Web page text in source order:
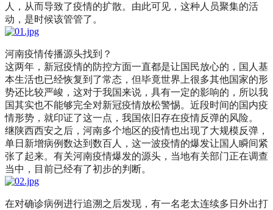
人，从而导致了疫情的扩散。由此可见，这种人员聚集的活
动，是时候该管管了。
河南疫情传播源头找到？
这两年，新冠疫情的防控方面一直都是让国民放心的，国人基
本生活也已经恢复到了常态，但毕竟世界上很多其他国家的形
势还比较严峻，这对于我国来说，具有一定的影响的，所以我
国其实也不能够完全对新冠疫情放松警惕。近段时间的国内疫
情形势，就印证了这一点，我国依旧存在疫情反弹的风险。
继陕西西安之后，河南多个地区的疫情也出现了大规模反弹，
单日新增病例数达到数百人，这一波疫情的爆发让国人瞬间紧
张了起来。有关河南疫情爆发的源头，当地有关部门正在调查
当中，目前已经有了初步的判断。
在对确诊病例进行追溯之后发现，有一名老太连续多日外出打